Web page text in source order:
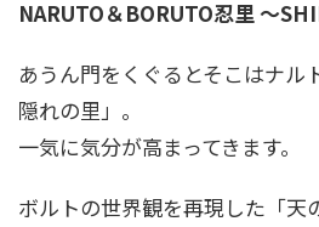
NARUTO＆BORUTO忍里 ～
あうん門をくぐるとそこはナル
隠れの里」。
一気に気分が高まってきます。
ボルトの世界観を再現した「天